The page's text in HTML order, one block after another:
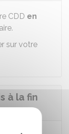
CDD en
sur votre
à la fin